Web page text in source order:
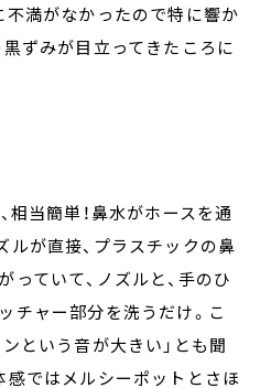
不満がなかったので特に響か
ずみが目立ってきたころに
相当簡単！鼻水がホースを通
ルが直接、プラスチックの鼻
ていて、ノズルと、手のひ
チャー部分を洗うだけ。こ
という音が大きい」とも聞
感ではメルシーポットとさほ